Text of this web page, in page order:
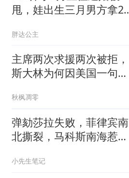
甩，娃出生三月男方拿20
胖达公主
主席两次求援两次被拒，
斯大林为何因美国一句话
秋枫凋零
弹劾莎拉失败，菲律宾南
北撕裂，马科斯南海惹
小先生笔记